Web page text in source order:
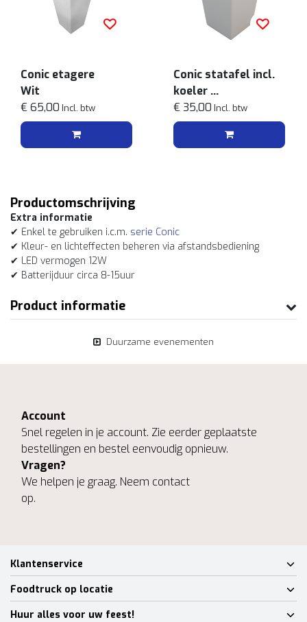
Conic etagere
Wit
€ 65,00 Incl. btw
Conic statafel incl.
koeler
Wit
€ 35,00 Incl. btw
Productomschrijving
Extra informatie
✔ Enkel te gebruiken i.c.m. serie Conic
✔ Kleur- en lichteffecten beheren via afstandsbediening
✔ LED vermogen 12W
✔ Batterijduur circa 8-15uur
Product informatie
Duurzame evenementen
Account
Snel regelen in je account. Zie eerder geplaatste
bestellingen en bestel eenvoudig opnieuw.
Vragen?
We helpen je graag. Neem contact
op.
Klantenservice
Foodtruck op locatie
Huur alles voor uw feest!